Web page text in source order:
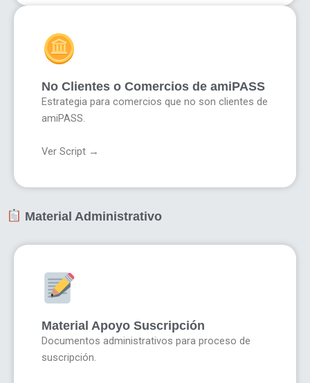
No Clientes o Comercios de amiPASS
Estrategia para comercios que no son clientes de
amiPASS.
Ver Script →
Material Administrativo
Material Apoyo Suscripción
Documentos administrativos para proceso de
suscripción.